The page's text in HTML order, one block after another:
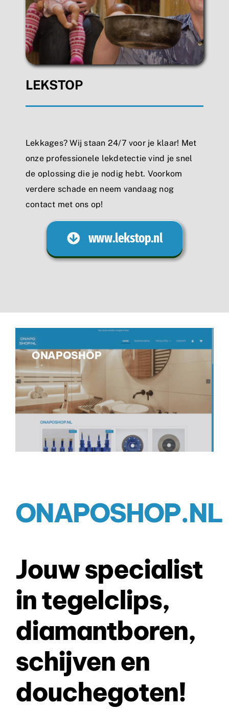
LEKSTOP
Lekkages? Wij staan 24/7 voor je klaar! Met
onze professionele lekdetectie vind je snel
de oplossing die je nodig hebt. Voorkom
verdere schade en neem vandaag nog
contact met ons op!
www.lekstop.nl
ONAPOSHOP
ONAPOSHOP.NL
Jouw specialist
in tegelclips,
diamantboren,
schijven en
douchegoten!